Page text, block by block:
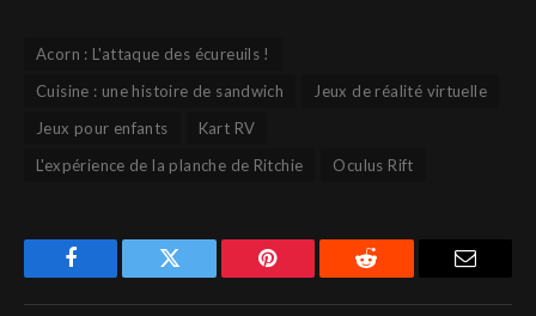
Acorn : L'attaque des écureuils !
Cuisine : une histoire de sandwich
Jeux de réalité virtuelle
Jeux pour enfants
Kart RV
L'expérience de la planche de Ritchie
Oculus Rift
Facebook Twitter Pinterest Reddit